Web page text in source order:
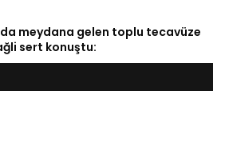
meydana gelen toplu tecavüze
sert konuştu: